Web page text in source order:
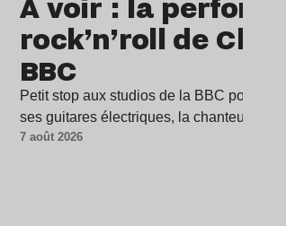
rock’n’roll de
BBC
Petit stop aux studios de la BBC pour
ses guitares électriques, la chanteuse a
7 août 2026